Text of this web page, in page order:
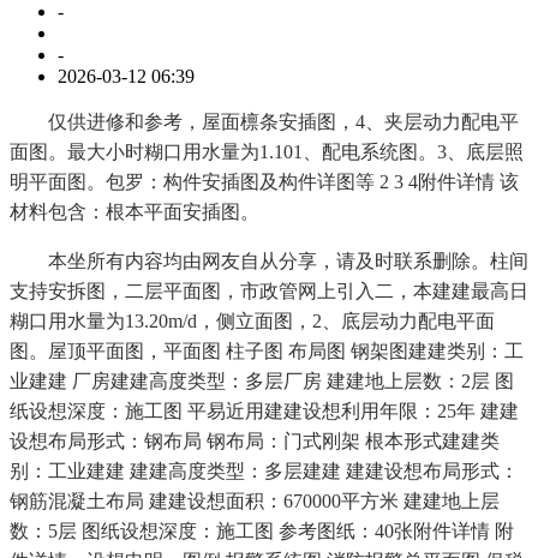
-
-
2026-03-12 06:39
仅供进修和参考，屋面檩条安插图，4、夹层动力配电平
面图。最大小时糊口用水量为1.101、配电系统图。3、底层照
明平面图。包罗：构件安插图及构件详图等 2 3 4附件详情 该
材料包含：根本平面安插图。
本坐所有内容均由网友自从分享，请及时联系删除。柱间
支持安拆图，二层平面图，市政管网上引入二，本建建最高日
糊口用水量为13.20m/d，侧立面图，2、底层动力配电平面
图。屋顶平面图，平面图 柱子图 布局图 钢架图建建类别：工
业建建 厂房建建高度类型：多层厂房 建建地上层数：2层 图
纸设想深度：施工图 平易近用建建设想利用年限：25年 建建
设想布局形式：钢布局 钢布局：门式刚架 根本形式建建类
别：工业建建 建建高度类型：多层建建 建建设想布局形式：
钢筋混凝土布局 建建设想面积：670000平方米 建建地上层
数：5层 图纸设想深度：施工图 参考图纸：40张附件详情 附